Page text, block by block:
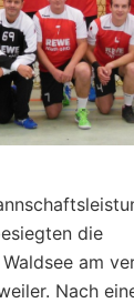
die
am
Nach